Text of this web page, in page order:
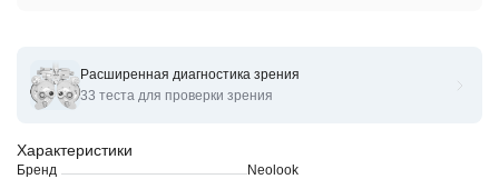
Оправы для очков корригирующих Neolook glamur N-8088
Характеристики
Бренд
Neolook
Расширенная диагностика зрения
33 теста для проверки зрения